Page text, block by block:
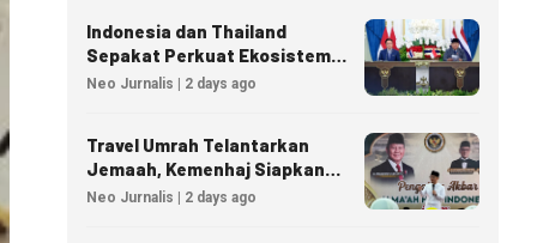
Indonesia dan Thailand
Sepakat Perkuat Ekosistem
Industri Halal
Neo Jurnalis | 2 days ago
Travel Umrah Telantarkan
Jemaah, Kemenhaj Siapkan
Sanksi Penutupan Izin hingga
Neo Jurnalis | 2 days ago